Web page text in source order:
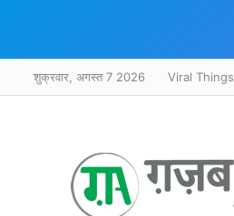
शुक्रवार, अगस्त 7 2026 Viral Things